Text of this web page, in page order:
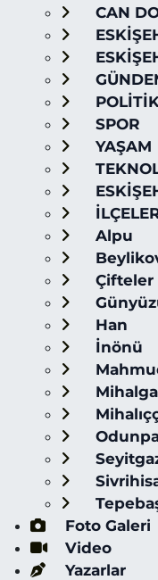
CAN
SPOR
YAŞAM
Alpu
Çifteler
Han
İnönü
Foto Galeri
Video
Yazarlar